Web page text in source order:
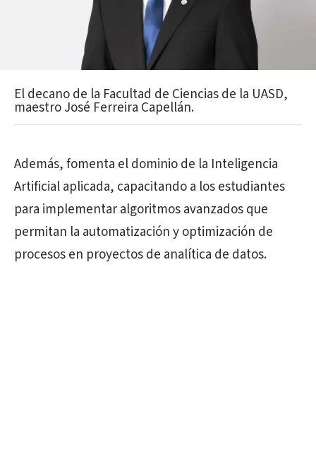
El decano de la Facultad de Ciencias de la UASD,
maestro José Ferreira Capellán.
Además, fomenta el dominio de la Inteligencia
Artificial aplicada, capacitando a los estudiantes
para implementar algoritmos avanzados que
permitan la automatización y optimización de
procesos en proyectos de analítica de datos.